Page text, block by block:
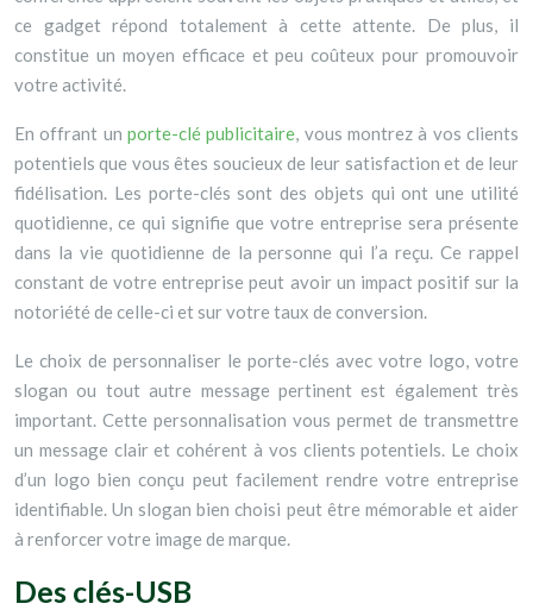
ce gadget répond totalement à cette attente. De plus, il
constitue un moyen efficace et peu coûteux pour promouvoir
votre activité.
En offrant un porte-clé publicitaire, vous montrez à vos clients
potentiels que vous êtes soucieux de leur satisfaction et de leur
fidélisation. Les porte-clés sont des objets qui ont une utilité
quotidienne, ce qui signifie que votre entreprise sera présente
dans la vie quotidienne de la personne qui l’a reçu. Ce rappel
constant de votre entreprise peut avoir un impact positif sur la
notoriété de celle-ci et sur votre taux de conversion.
Le choix de personnaliser le porte-clés avec votre logo, votre
slogan ou tout autre message pertinent est également très
important. Cette personnalisation vous permet de transmettre
un message clair et cohérent à vos clients potentiels. Le choix
d’un logo bien conçu peut facilement rendre votre entreprise
identifiable. Un slogan bien choisi peut être mémorable et aider
à renforcer votre image de marque.
Des clés-USB